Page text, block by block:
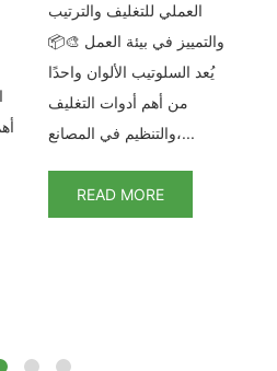
العملي للتغليف والترتيب
والتمييز في بيئة العمل 🎨📦
يُعد السلوتيب الألوان واحدًا
من أهم أدوات التغليف
والتنظيم في المصانع،...
READ MORE